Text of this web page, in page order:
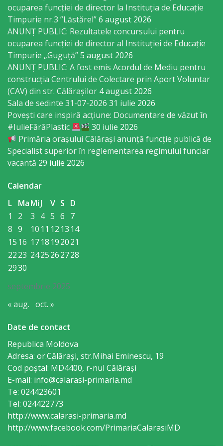
Economist
Primar
Viceprimarii
Specialist
Relații
cu
Publicul,
Operator
Organigrama
Regulament
Consiliul
local
Secretarul
Consilieri
Comisii
de
specialitate
Regulamentul
ocuparea funcţiei de director la Instituția de Educație
Timpurie nr.3 ”Lăstărel”6 august 2026
ANUNȚ PUBLIC: Rezultatele concursului pentru
ocuparea funcției de director al Instituției de Educație
Timpurie „Guguță”5 august 2026
ANUNȚ PUBLIC: A fost emis Acordul de Mediu pentru
construcția Centrului de Colectare prin Aport Voluntar
(CAV) din str. Călărașilor 4 august 2026
Sala de sedinte 31-07-2026 31 iulie 2026
Povești care inspiră acțiune: Documentare de văzut în
#IulieFărăPlastic
30 iulie 2026
Primăria orașului Călărași anunță funcție publică de
Specialist superior în reglementarea regimului funciar
vacantă 29 iulie 2026
Calendar
septembrie 2025
L MaMiJ V S D
1
2 3 4 5 6 7
8 9 10 11 12 13 14
15 16 1718 192021
2223 2425262728
2930
« aug. oct. »
Date de contact
Republica Moldova
Adresa: or.Călăraşi, str.Mihai Eminescu, 19
Cod poștal: MD4400, r-nul Călăraşi
E-mail: info@calarasi-primaria.md
Te: 024423601
Tel: 024422773
http://www.calarasi-primaria.md
http://www.facebook.com/PrimariaCalarasiMD